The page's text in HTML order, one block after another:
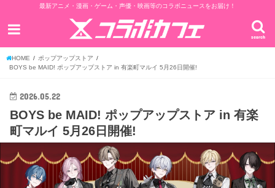
最新アニメ・漫画・ゲーム・声優・映画等のコラボニュースをお届け！
search
HOME
ポップアップストア
BOYS be MAID! ポップアップストア in 有楽町マルイ 5月26日開催!
2026.05.22
BOYS be MAID! ポップアップストア in 有楽
町マルイ 5月26日開催!